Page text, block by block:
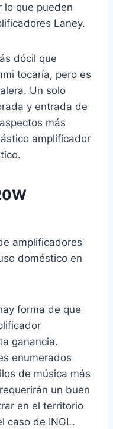
lo que pueden
Laney.
dócil que
tocaría, pero es
Un solo
y entrada de
más
amplificador
forma de que
ganancia.
enumerados
de música más
un buen
en el territorio
caso de INGL.